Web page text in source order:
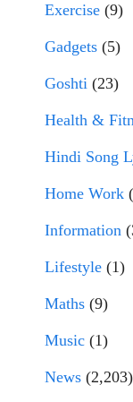
Exercise (9)
Gadgets (5)
Goshti (23)
Health &
Hindi Song
Home Work
Information
Lifestyle (1)
Maths (9)
Music (1)
News (2,203)